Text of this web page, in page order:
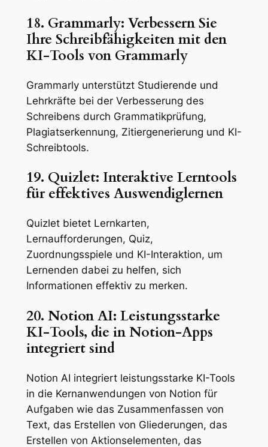
18. Grammarly: Verbessern Sie
Ihre Schreibfähigkeiten mit den
KI-Tools von Grammarly
Grammarly unterstützt Studierende und
Lehrkräfte bei der Verbesserung des
Schreibens durch Grammatikprüfung,
Plagiatserkennung, Zitiergenerierung und KI-
Schreibtools.
19. Quizlet: Interaktive Lerntools
für effektives Auswendiglernen
Quizlet bietet Lernkarten,
Lernaufforderungen, Quiz,
Zuordnungsspiele und KI-Interaktion, um
Lernenden dabei zu helfen, sich
Informationen effektiv zu merken.
20. Notion AI: Leistungsstarke
KI-Tools, die in Notion-Apps
integriert sind
Notion AI integriert leistungsstarke KI-Tools
in die Kernanwendungen von Notion für
Aufgaben wie das Zusammenfassen von
Text, das Erstellen von Gliederungen, das
Erstellen von Aktionselementen, das